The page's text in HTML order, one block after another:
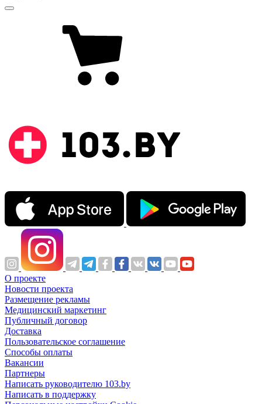
О проекте
Новости проекта
Размещение рекламы
Медицинский маркетинг
Публичный договор
Доставка
Пользовательское соглашение
Способы оплаты
Вакансии
Партнеры
Написать руководителю 103.by
Написать в поддержку